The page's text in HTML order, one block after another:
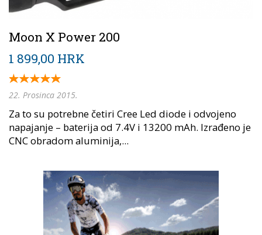
Moon X Power 200
1 899,00 HRK
22. Prosinca 2015.
Za to su potrebne četiri Cree Led diode i odvojeno
napajanje – baterija od 7.4V i 13200 mAh. Izrađeno je
CNC obradom aluminija,...